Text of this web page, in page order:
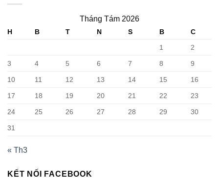
Tháng Tám 2026
H B T N S B
C
1
2
3 4 5 6 7 8 9
10 11 12 13 14 15 16
17 18 19 20 21 22 23
24 25 26 27 28 29 30
31
« Th3
KẾT NỐI FACEBOOK